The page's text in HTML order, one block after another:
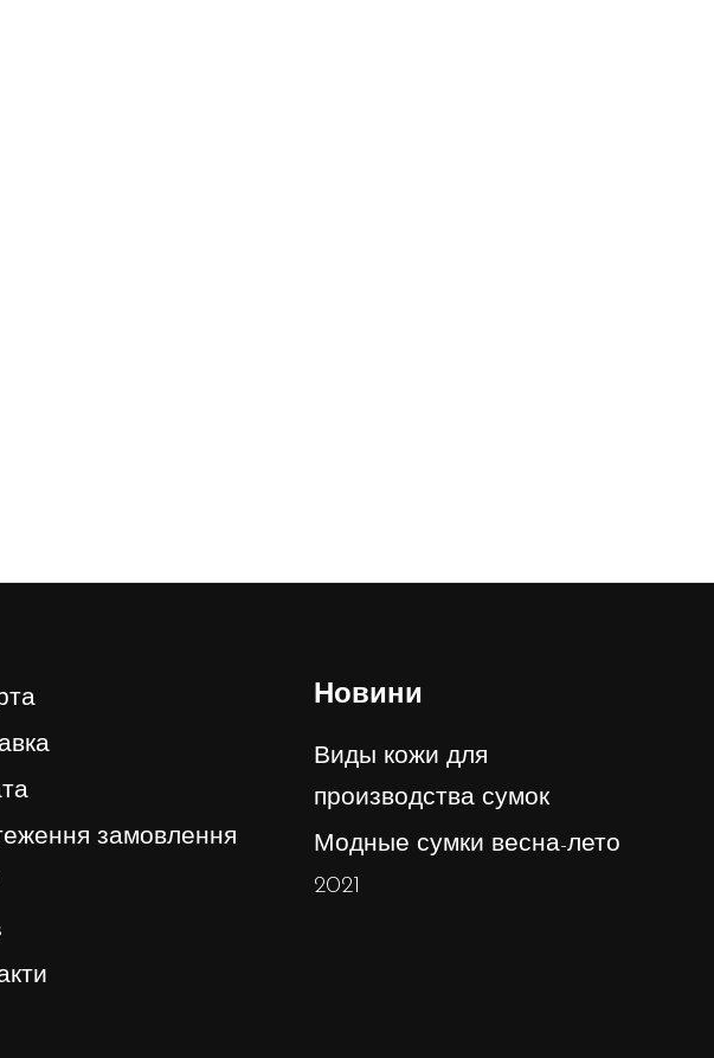
замовлення
Новини
Виды кожи для
производства сумок
Модные сумки весна-лето
2021